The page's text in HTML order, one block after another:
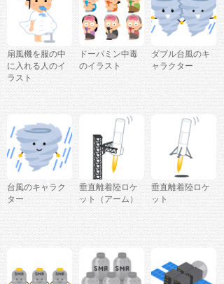
扇風機を服の中
に入れる人のイ
ラスト
ドーパミン中毒
のイラスト
ダブル台風のキ
ャラクター
台風のキャラク
ター
垂直離着陸ロケ
ット（アーム）
垂直離着陸ロケ
ット